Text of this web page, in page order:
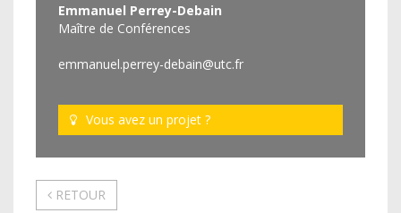
Emmanuel Perrey-Debain
Maître de Conférences
emmanuel.perrey-debain@utc.fr
Vous avez un projet ?
RETOUR